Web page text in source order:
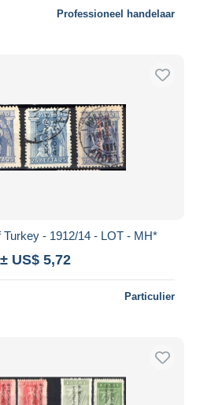
Professioneel handelaar
- 1912/14 - LOT - MH*
± US$ 5,72
Particulier